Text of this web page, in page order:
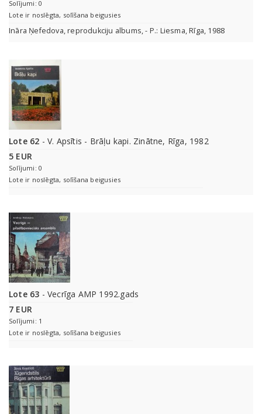
Solījumi: 0
Lote ir noslēgta, solīšana beigusies
Ināra Ņefedova, reprodukciju albums, - P.: Liesma, Rīga, 1988
Lote 62 - V. Apsītis - Brāļu kapi. Zinātne, Rīga, 1982
5 EUR
Solījumi: 0
Lote ir noslēgta, solīšana beigusies
Lote 63 - Vecrīga AMP 1992.gads
7 EUR
Solījumi: 1
Lote ir noslēgta, solīšana beigusies